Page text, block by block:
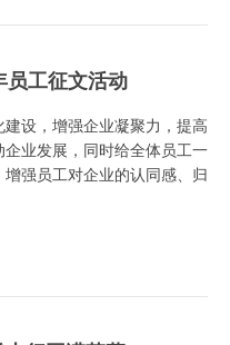
员工征文活动
设，增强企业凝聚力，提高
企业发展，同时给全体员工一
强员工对企业的认同感、归